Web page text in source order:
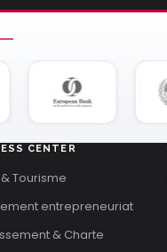
CENTER
Tourisme
entrepreneuriat
& Charte